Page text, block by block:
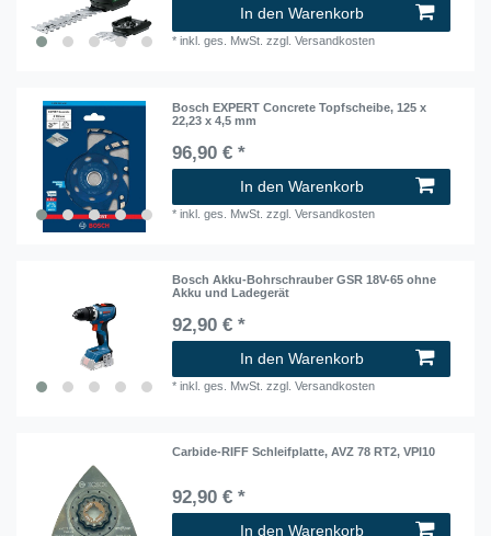
In den Warenkorb
*inkl. ges. MwSt. zzgl.Versandkosten
Bosch EXPERT Concrete Topfscheibe, 125 x
22,23 x 4,5 mm
96,90 € *
In den Warenkorb
*inkl. ges. MwSt. zzgl.Versandkosten
Bosch Akku-Bohrschrauber GSR 18V-65 ohne
Akku und Ladegerät
92,90 € *
In den Warenkorb
*inkl. ges. MwSt. zzgl.Versandkosten
Carbide-RIFF Schleifplatte, AVZ 78 RT2, VPI10
92,90 € *
In den Warenkorb